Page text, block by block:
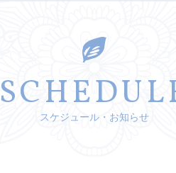
スケジュール・お知らせ